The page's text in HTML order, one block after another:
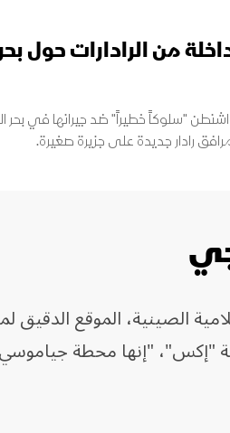
من الرادارات حول
"سلوكاً خطيراً" ضد جيرانها في بحر
رادار جديدة على جزيرة صغيرة.
الصينية، الموقع الدقيق
"إنها محطة جياموسي